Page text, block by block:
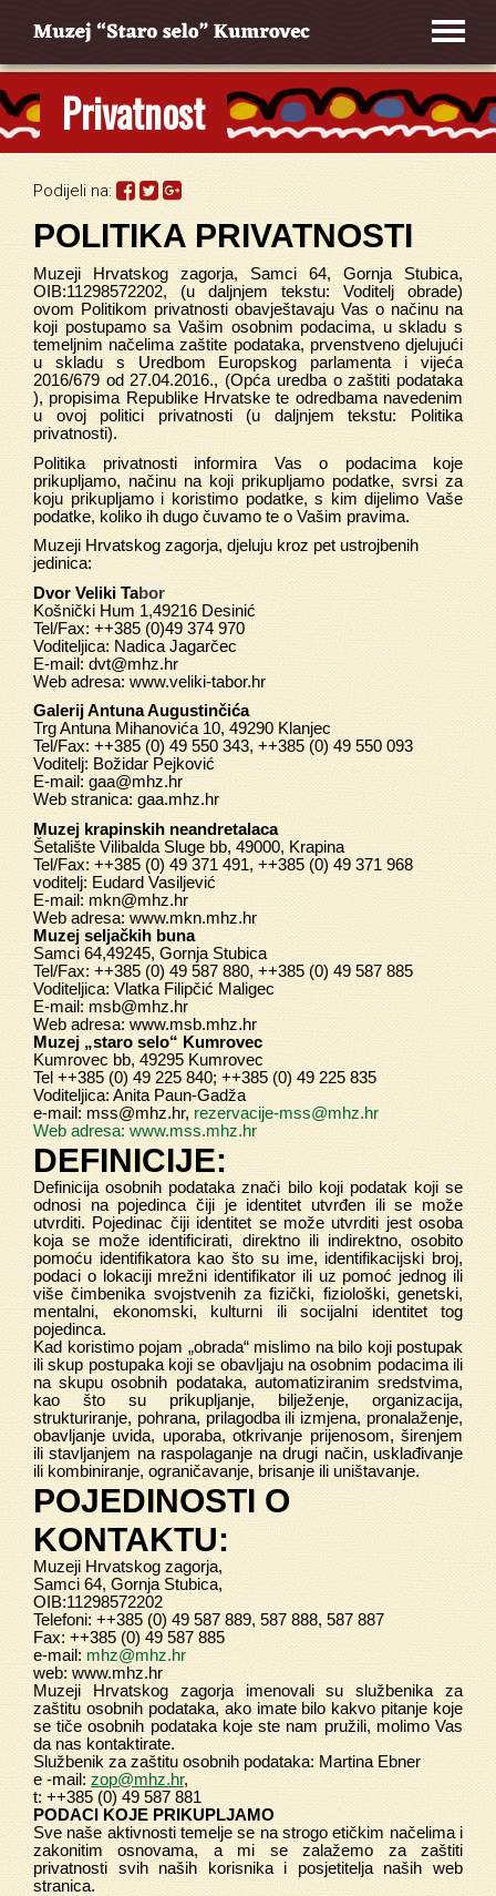
Privatnost
Podijeli na:
POLITIKA PRIVATNOSTI
Muzeji Hrvatskog zagorja, Samci64, Gornja Stubica,
OIB:11298572202, (u daljnjem tekstu: Voditelj obrade)
ovom Politikom privatnosti obavještavaju Vas o načinu na
koji postupamo sa Vašim osobnim podacima, u skladu s
temeljnim načelima zaštite podataka, prvenstveno djelujući
u skladu s Uredbom Europskog parlamenta i vijeća
2016/679 od 27.04.2016., (Opća uredba o zaštiti podataka
), propisima Republike Hrvatske te odredbama navedenim
u ovoj politici privatnosti (u daljnjem tekstu: Politika
privatnosti).
Politika privatnosti informira Vas o podacima koje
prikupljamo, načinu na koji prikupljamo podatke, svrsi za
koju prikupljamo i koristimo podatke, s kim dijelimo Vaše
podatke, koliko ih dugo čuvamo te o Vašim pravima.
Muzeji Hrvatskog zagorja, djeluju kroz pet ustrojbenih
jedinica:
Dvor Veliki Tabor
Košnički Hum 1,49216 Desinić
Tel/Fax: ++385 (0)49 374 970
Voditeljica: Nadica Jagarčec
E-mail:dvt@mhz.hr
Web adresa:www.veliki-tabor.hr
Galerij Antuna Augustinčića
Trg Antuna Mihanovića 10, 49290 Klanjec
Tel/Fax: ++385 (0) 49 550 343, ++385 (0) 49 550 093
Voditelj: Božidar Pejković
E-mail:gaa@mhz.hr
Web stranica:gaa.mhz.hr
Muzej krapinskih neandretalaca
Šetalište Vilibalda Sluge bb, 49000, Krapina
Tel/Fax: ++385 (0) 49 371 491, ++385 (0) 49 371 968
voditelj: Eudard Vasiljević
E-mail:mkn@mhz.hr
Web adresa:www.mkn.mhz.hr
Muzej seljačkih buna
Samci 64,49245, Gornja Stubica
Tel/Fax: ++385 (0) 49 587 880, ++385 (0) 49 587 885
Voditeljica: Vlatka Filipčić Maligec
E-mail:msb@mhz.hr
Web adresa:www.msb.mhz.hr
Muzej „staro selo“ Kumrovec
Kumrovec bb, 49295 Kumrovec
Tel ++385 (0) 49 225 840; ++385 (0) 49 225 835
Voditeljica: Anita Paun-Gadža
e-mail:mss@mhz.hr,rezervacije-mss@mhz.hr
Web adresa:www.mss.mhz.hr
DEFINICIJE:
Definicija osobnih podataka znači bilo koji podatak koji se
odnosi na pojedinca čiji je identitet utvrđen ili se može
utvrditi. Pojedinac čiji identitet se može utvrditi jest osoba
koja se može identificirati, direktno ili indirektno, osobito
pomoću identifikatora kao što su ime, identifikacijski broj,
podaci o lokaciji mrežni identifikator ili uz pomoć jednog ili
više čimbenika svojstvenih za fizički, fiziološki, genetski,
mentalni, ekonomski, kulturni ili socijalni identitet tog
pojedinca.
Kad koristimo pojam „obrada“ mislimo na bilo koji postupak
ili skup postupaka koji se obavljaju na osobnim podacima ili
na skupu osobnih podataka, automatiziranim sredstvima,
kao što su prikupljanje, bilježenje, organizacija,
strukturiranje, pohrana, prilagodba ili izmjena, pronalaženje,
obavljanje uvida, uporaba, otkrivanje prijenosom, širenjem
ili stavljanjem na raspolaganje na drugi način, usklađivanje
ili kombiniranje, ograničavanje, brisanje ili uništavanje.
POJEDINOSTI O
KONTAKTU:
Muzeji Hrvatskog zagorja,
Samci64, Gornja Stubica,
OIB:11298572202
Telefoni: ++385 (0) 49 587 889, 587 888, 587 887
Fax: ++385 (0) 49 587 885
e-mail:mhz@mhz.hr
web:www.mhz.hr
Muzeji Hrvatskog zagorja imenovali su službenika za
zaštitu osobnih podataka, ako imate bilo kakvo pitanje koje
se tiče osobnih podataka koje ste nam pružili, molimo Vas
da nas kontaktirate.
Službenik za zaštitu osobnih podataka: Martina Ebner
e -mail:zop@mhz.hr,
t: ++385 (0) 49 587 881
PODACI KOJE PRIKUPLJAMO
Sve naše aktivnosti temelje se na strogo etičkim načelima i
zakonitim osnovama, a mi se zalažemo za zaštiti
privatnosti svih naših korisnika i posjetitelja naših web
stranica.